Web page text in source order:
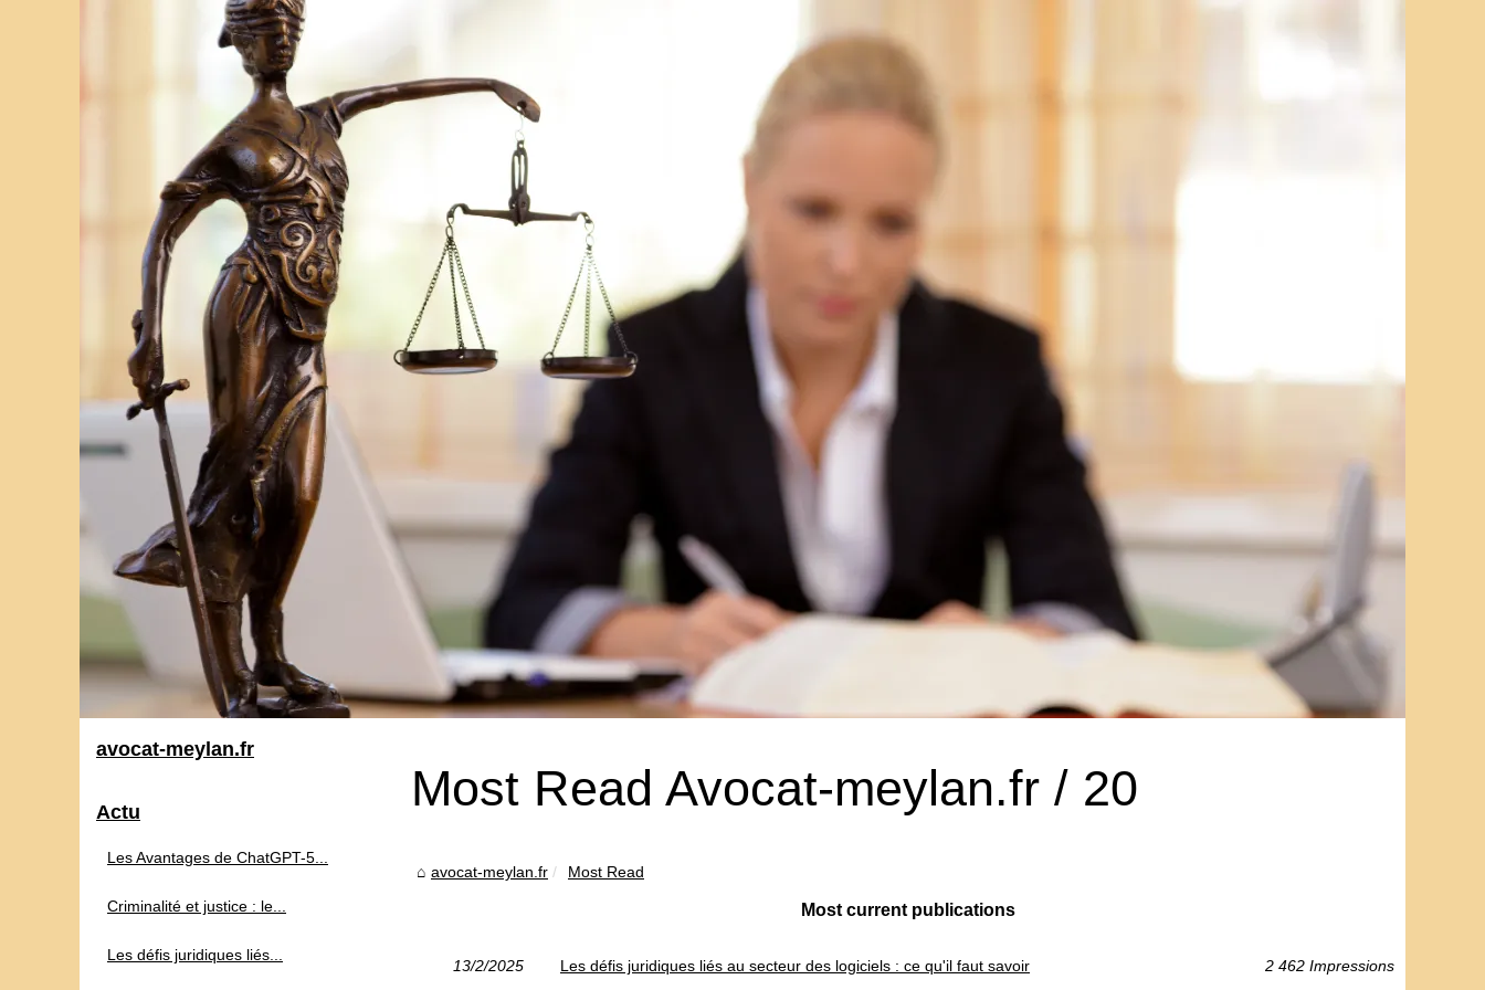
Most Read Avocat-meylan.fr / 20
avocat-meylan.fr Most Read
Most current publications
13/2/2025 Les défis juridiques liés au secteur des logiciels : ce qu'il faut savoir 2 462 Impressions
avocat-meylan.fr
Actu
Les Avantages de ChatGPT-5...
Criminalité et justice : le...
Les défis juridiques liés...